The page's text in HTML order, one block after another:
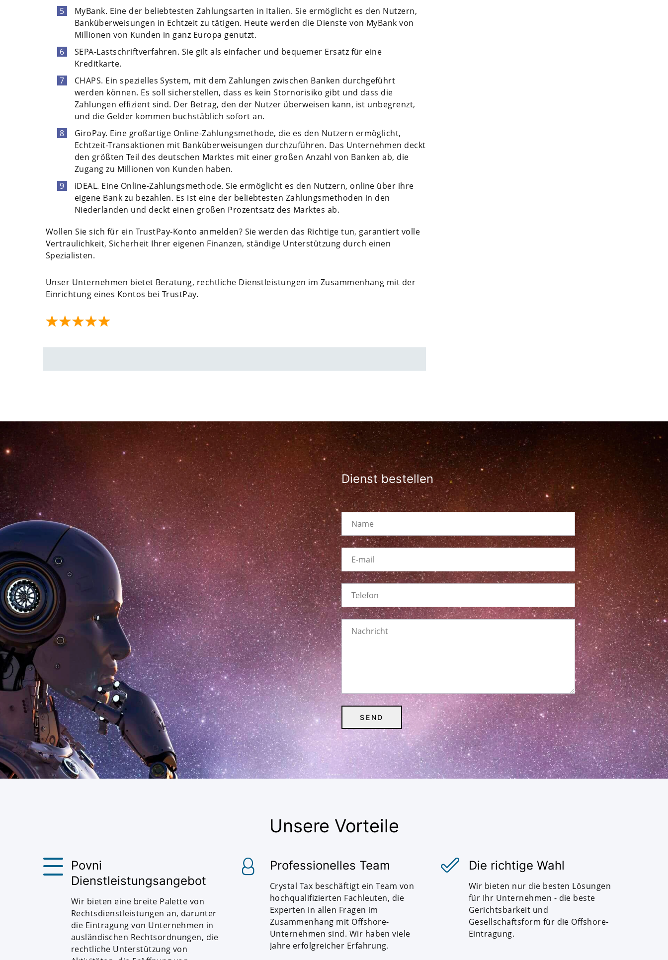
MyBank. Eine der beliebtesten Zahlungsarten in Italien. Sie ermöglicht es den Nutzern,
Banküberweisungen in Echtzeit zu tätigen. Heute werden die Dienste von MyBank von
Millionen von Kunden in ganz Europa genutzt.
SEPA-Lastschriftverfahren. Sie gilt als einfacher und bequemer Ersatz für eine
Kreditkarte.
CHAPS. Ein spezielles System, mit dem Zahlungen zwischen Banken durchgeführt
werden können. Es soll sicherstellen, dass es kein Stornorisiko gibt und dass die
Zahlungen effizient sind. Der Betrag, den der Nutzer überweisen kann, ist unbegrenzt,
und die Gelder kommen buchstäblich sofort an.
GiroPay. Eine großartige Online-Zahlungsmethode, die es den Nutzern ermöglicht,
Echtzeit-Transaktionen mit Banküberweisungen durchzuführen. Das Unternehmen deckt
den größten Teil des deutschen Marktes mit einer großen Anzahl von Banken ab, die
Zugang zu Millionen von Kunden haben.
iDEAL. Eine Online-Zahlungsmethode. Sie ermöglicht es den Nutzern, online über ihre
eigene Bank zu bezahlen. Es ist eine der beliebtesten Zahlungsmethoden in den
Niederlanden und deckt einen großen Prozentsatz des Marktes ab.
Wollen Sie sich für ein TrustPay-Konto anmelden? Sie werden das Richtige tun, garantiert volle
Vertraulichkeit, Sicherheit Ihrer eigenen Finanzen, ständige Unterstützung durch einen
Spezialisten.
Unser Unternehmen bietet Beratung, rechtliche Dienstleistungen im Zusammenhang mit der
Einrichtung eines Kontos bei TrustPay.
Dienst bestellen
Unsere Vorteile
Povni
Dienstleistungsangebot
Wir bieten eine breite Palette von
Rechtsdienstleistungen an, darunter
die Eintragung von Unternehmen in
ausländischen Rechtsordnungen, die
rechtliche Unterstützung von
Professionelles Team
Crystal Tax beschäftigt ein Team von
hochqualifizierten Fachleuten, die
Experten in allen Fragen im
Zusammenhang mit Offshore-
Unternehmen sind. Wir haben viele
Jahre erfolgreicher Erfahrung.
Die richtige Wahl
Wir bieten nur die besten Lösungen
für Ihr Unternehmen - die beste
Gerichtsbarkeit und
Gesellschaftsform für die Offshore-
Eintragung.